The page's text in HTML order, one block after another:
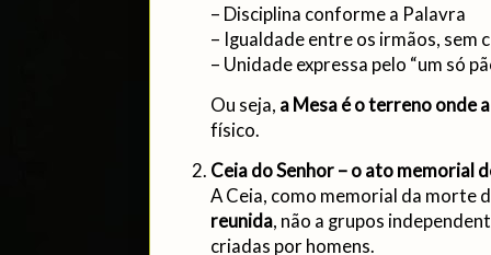
– Disciplina conforme a Palavra
– Igualdade entre os irmãos, sem
– Unidade expressa pelo “um só
Ou seja, a Mesa é o terreno onde
físico.
Ceia do Senhor – o ato memorial
A Ceia, como memorial da morte
reunida, não a grupos
criadas por homens.